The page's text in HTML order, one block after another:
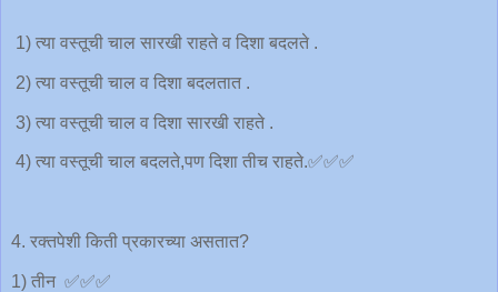
1) त्या वस्तूची चाल सारखी राहते व दिशा बदलते .
2) त्या वस्तूची चाल व दिशा बदलतात .
3) त्या वस्तूची चाल व दिशा सारखी राहते .
4) त्या वस्तूची चाल बदलते,पण दिशा तीच राहते.✅✅✅
4. रक्तपेशी किती प्रकारच्या असतात?
1) तीन ✅✅✅